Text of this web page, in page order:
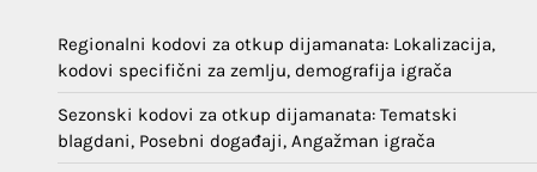
Regionalni kodovi za otkup dijamanata: Lokalizacija,
kodovi specifični za zemlju, demografija igrača
Sezonski kodovi za otkup dijamanata: Tematski
blagdani, Posebni događaji, Angažman igrača